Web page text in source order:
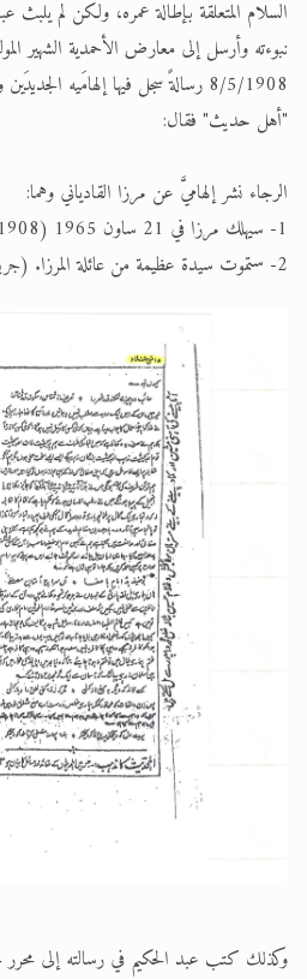
السلام المتعلقة بإطالة عمره، ولكن لم
نبوءته وأرسل إلى معارض الأحمدية الشهير
8/5/1908 رسالةً سجل فيها إلهامَيه
"أهل حديث" فقال:
الرجاء نشر إلهاميَّ عن مرزا القادياني وهما:
1- سيهلك مرزا في 21 ساون 1965 (4/8/1908) بعد إصابته بمرض مهلك.
2- ستموت سيدة عظيمة من عائلة المرزا. (جريدة أهل حديث 15/5/1908)
وكذلك كتب عبد الحكيم في رسالته إلى محرر